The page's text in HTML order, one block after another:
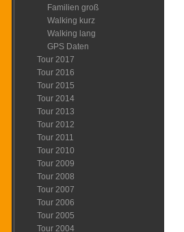
Familien groß
Walking kurz
Walking lang
GPS Daten
Tour 2017
Tour 2016
Tour 2015
Tour 2014
Tour 2013
Tour 2012
Tour 2011
Tour 2010
Tour 2009
Tour 2008
Tour 2007
Tour 2006
Tour 2005
Tour 2004